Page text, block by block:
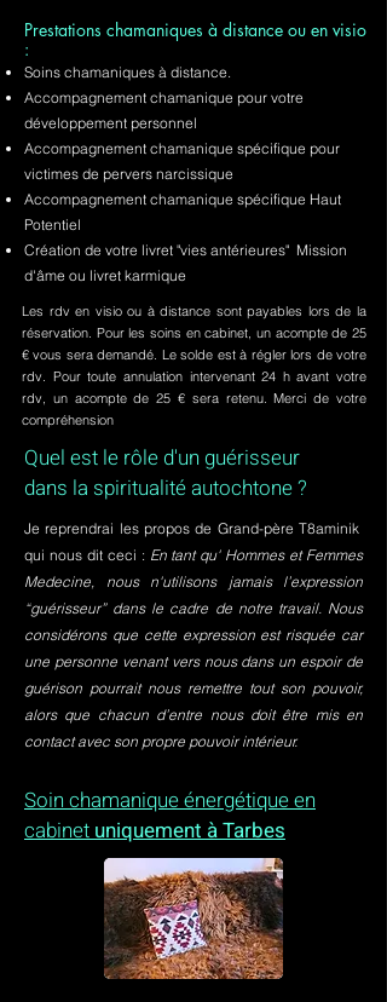
Prestations chamaniques à distance ou en visio
:
Soins chamaniques à distance.
Accompagnement chamanique pour votre
développement personnel
Accompagnement chamanique spécifique pour
victimes de pervers narcissique
Accompagnement chamanique spécifique Haut
Potentiel
Création de votre livret "vies antérieures" Mission
d'âme ou livret karmique
Les rdv en visio ou à distance sont payables lors de la
réservation. Pour les soins en cabinet, un acompte de 25
€ vous sera demandé. Le solde est à régler lors de votre
rdv. Pour toute annulation intervenant 24 h avant votre
rdv, un acompte de 25 € sera retenu. Merci de votre
compréhension
Quel est le rôle d'un guérisseur
dans la spiritualité autochtone ?
Je reprendrai les propos de Grand-père T8aminik
qui nous dit ceci : En tant qu' Hommes et Femmes
Medecine, nous n'utilisons jamais l’expression
“guérisseur” dans le cadre de notre travail. Nous
considérons que cette expression est risquée car
une personne venant vers nous dans un espoir de
guérison pourrait nous remettre tout son pouvoir,
alors que chacun d’entre nous doit être mis en
contact avec son propre pouvoir intérieur.
Soin chamanique énergétique en
cabinet uniquement à Tarbes